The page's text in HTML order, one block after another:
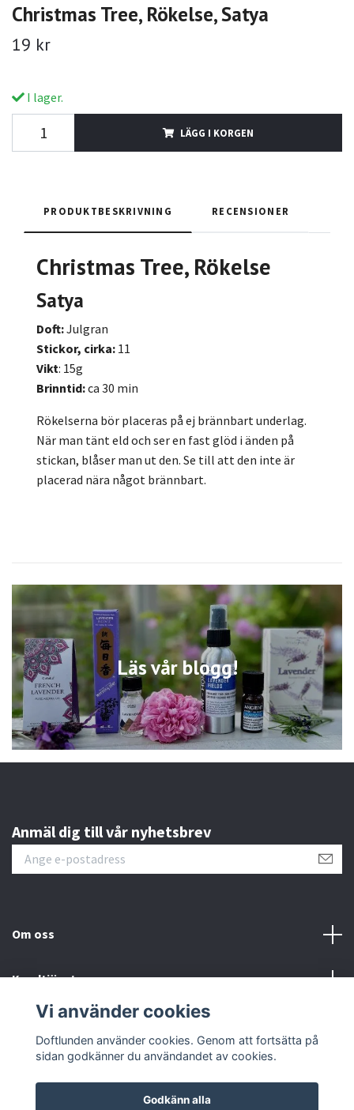
Läs vår blogg!
Christmas Tree, Rökelse, Satya
19 kr
I lager.
LÄGG I KORGEN
PRODUKTBESKRIVNING RECENSIONER
Christmas Tree, Rökelse
Satya
Doft:Julgran
Stickor, cirka: 11
Vikt: 15g
Brinntid:ca 30 min
Rökelserna bör placeras på ej brännbart underlag.
När man tänt eld och ser en fast glöd i änden på
stickan, blåser man ut den. Se till att den inte är
placerad nära något brännbart.
Anmäl dig till vår nyhetsbrev
Om oss
Kundtjänst
Vi använder cookies
Doftlunden använder cookies. Genom att fortsätta på
sidan godkänner du användandet av cookies.
Godkänn alla